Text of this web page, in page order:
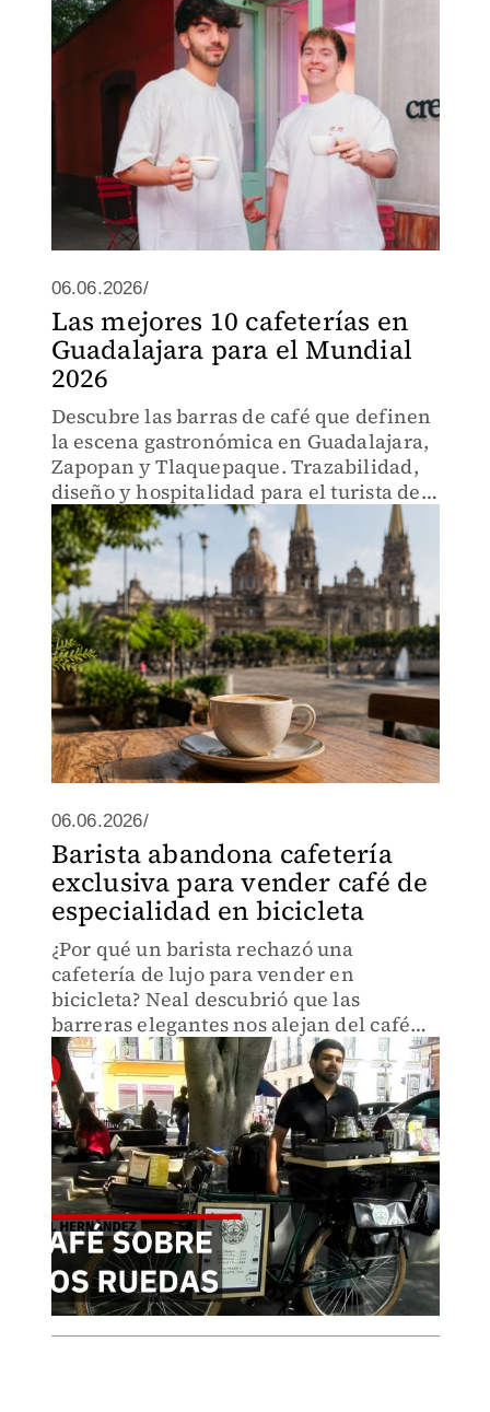
06.06.2026/
Las mejores 10 cafeterías en
Guadalajara para el Mundial
2026
Descubre las barras de café que definen
la escena gastronómica en Guadalajara,
Zapopan y Tlaquepaque. Trazabilidad,
diseño y hospitalidad para el turista de
2026
06.06.2026/
Barista abandona cafetería
exclusiva para vender café de
especialidad en bicicleta
¿Por qué un barista rechazó una
cafetería de lujo para vender en
bicicleta? Neal descubrió que las
barreras elegantes nos alejan del café
real. 7 minutos por taza y historias de
productores que desafían lo que
creemos sobre éxito.